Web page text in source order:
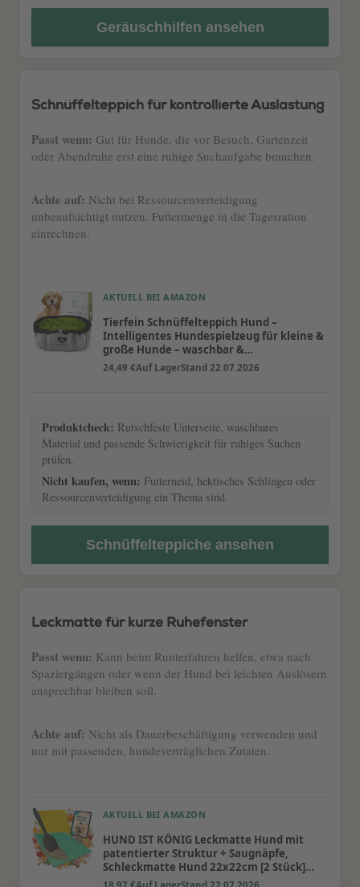
Geräuschhilfen ansehen
Schnüffelteppich für kontrollierte Auslastung
Passt wenn: Gut für Hunde, die vor Besuch, Gartenzeit
oder Abendruhe erst eine ruhige Suchaufgabe brauchen.
Achte auf: Nicht bei Ressourcenverteidigung
unbeaufsichtigt nutzen. Futtermenge in die Tagesration
einrechnen.
AKTUELL BEI AMAZON
Tierfein Schnüffelteppich Hund –
Intelligentes Hundespielzeug für kleine &
große Hunde – waschbar &
größenverstellbar – Welpenspielzeug &
Intelligenztraining für Hunde
24,49 €Auf LagerStand 22.07.2026
Produktcheck: Rutschfeste Unterseite, waschbares
Material und passende Schwierigkeit für ruhiges Suchen
prüfen.
Nicht kaufen, wenn: Futterneid, hektisches Schlingen oder
Ressourcenverteidigung ein Thema sind.
Schnüffelteppiche ansehen
Leckmatte für kurze Ruhefenster
Passt wenn: Kann beim Runterfahren helfen, etwa nach
Spaziergängen oder wenn der Hund bei leichten Auslösern
ansprechbar bleiben soll.
Achte auf: Nicht als Dauerbeschäftigung verwenden und
nur mit passenden, hundeverträglichen Zutaten.
AKTUELL BEI AMAZON
HUND IST KÖNIG Leckmatte Hund mit
patentierter Struktur + Saugnäpfe,
Schleckmatte Hund 22x22cm [2 Stück]
inkl. Spatel + Rezepte-Ebook, Hunde